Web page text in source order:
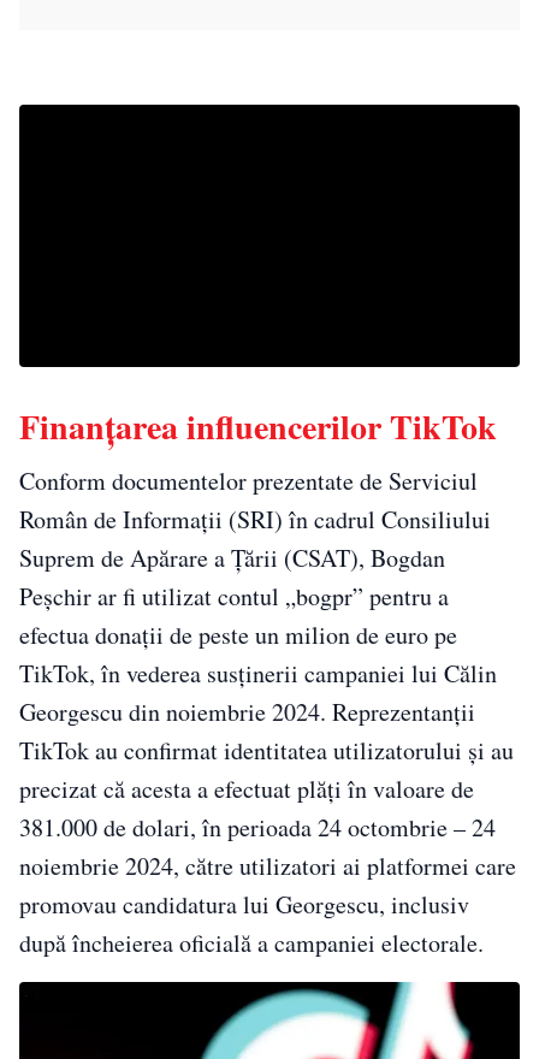
Finanţarea influencerilor TikTok
Conform documentelor prezentate de Serviciul
Român de Informații (SRI) în cadrul Consiliului
Suprem de Apărare a Țării (CSAT), Bogdan
Peșchir ar fi utilizat contul „bogpr” pentru a
efectua donații de peste un milion de euro pe
TikTok, în vederea susținerii campaniei lui Călin
Georgescu din noiembrie 2024. Reprezentanții
TikTok au confirmat identitatea utilizatorului și au
precizat că acesta a efectuat plăți în valoare de
381.000 de dolari, în perioada 24 octombrie – 24
noiembrie 2024, către utilizatori ai platformei care
promovau candidatura lui Georgescu, inclusiv
după încheierea oficială a campaniei electorale.